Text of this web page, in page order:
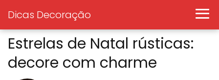
Dicas Decoração
Estrelas de Natal rústicas:
decore com charme